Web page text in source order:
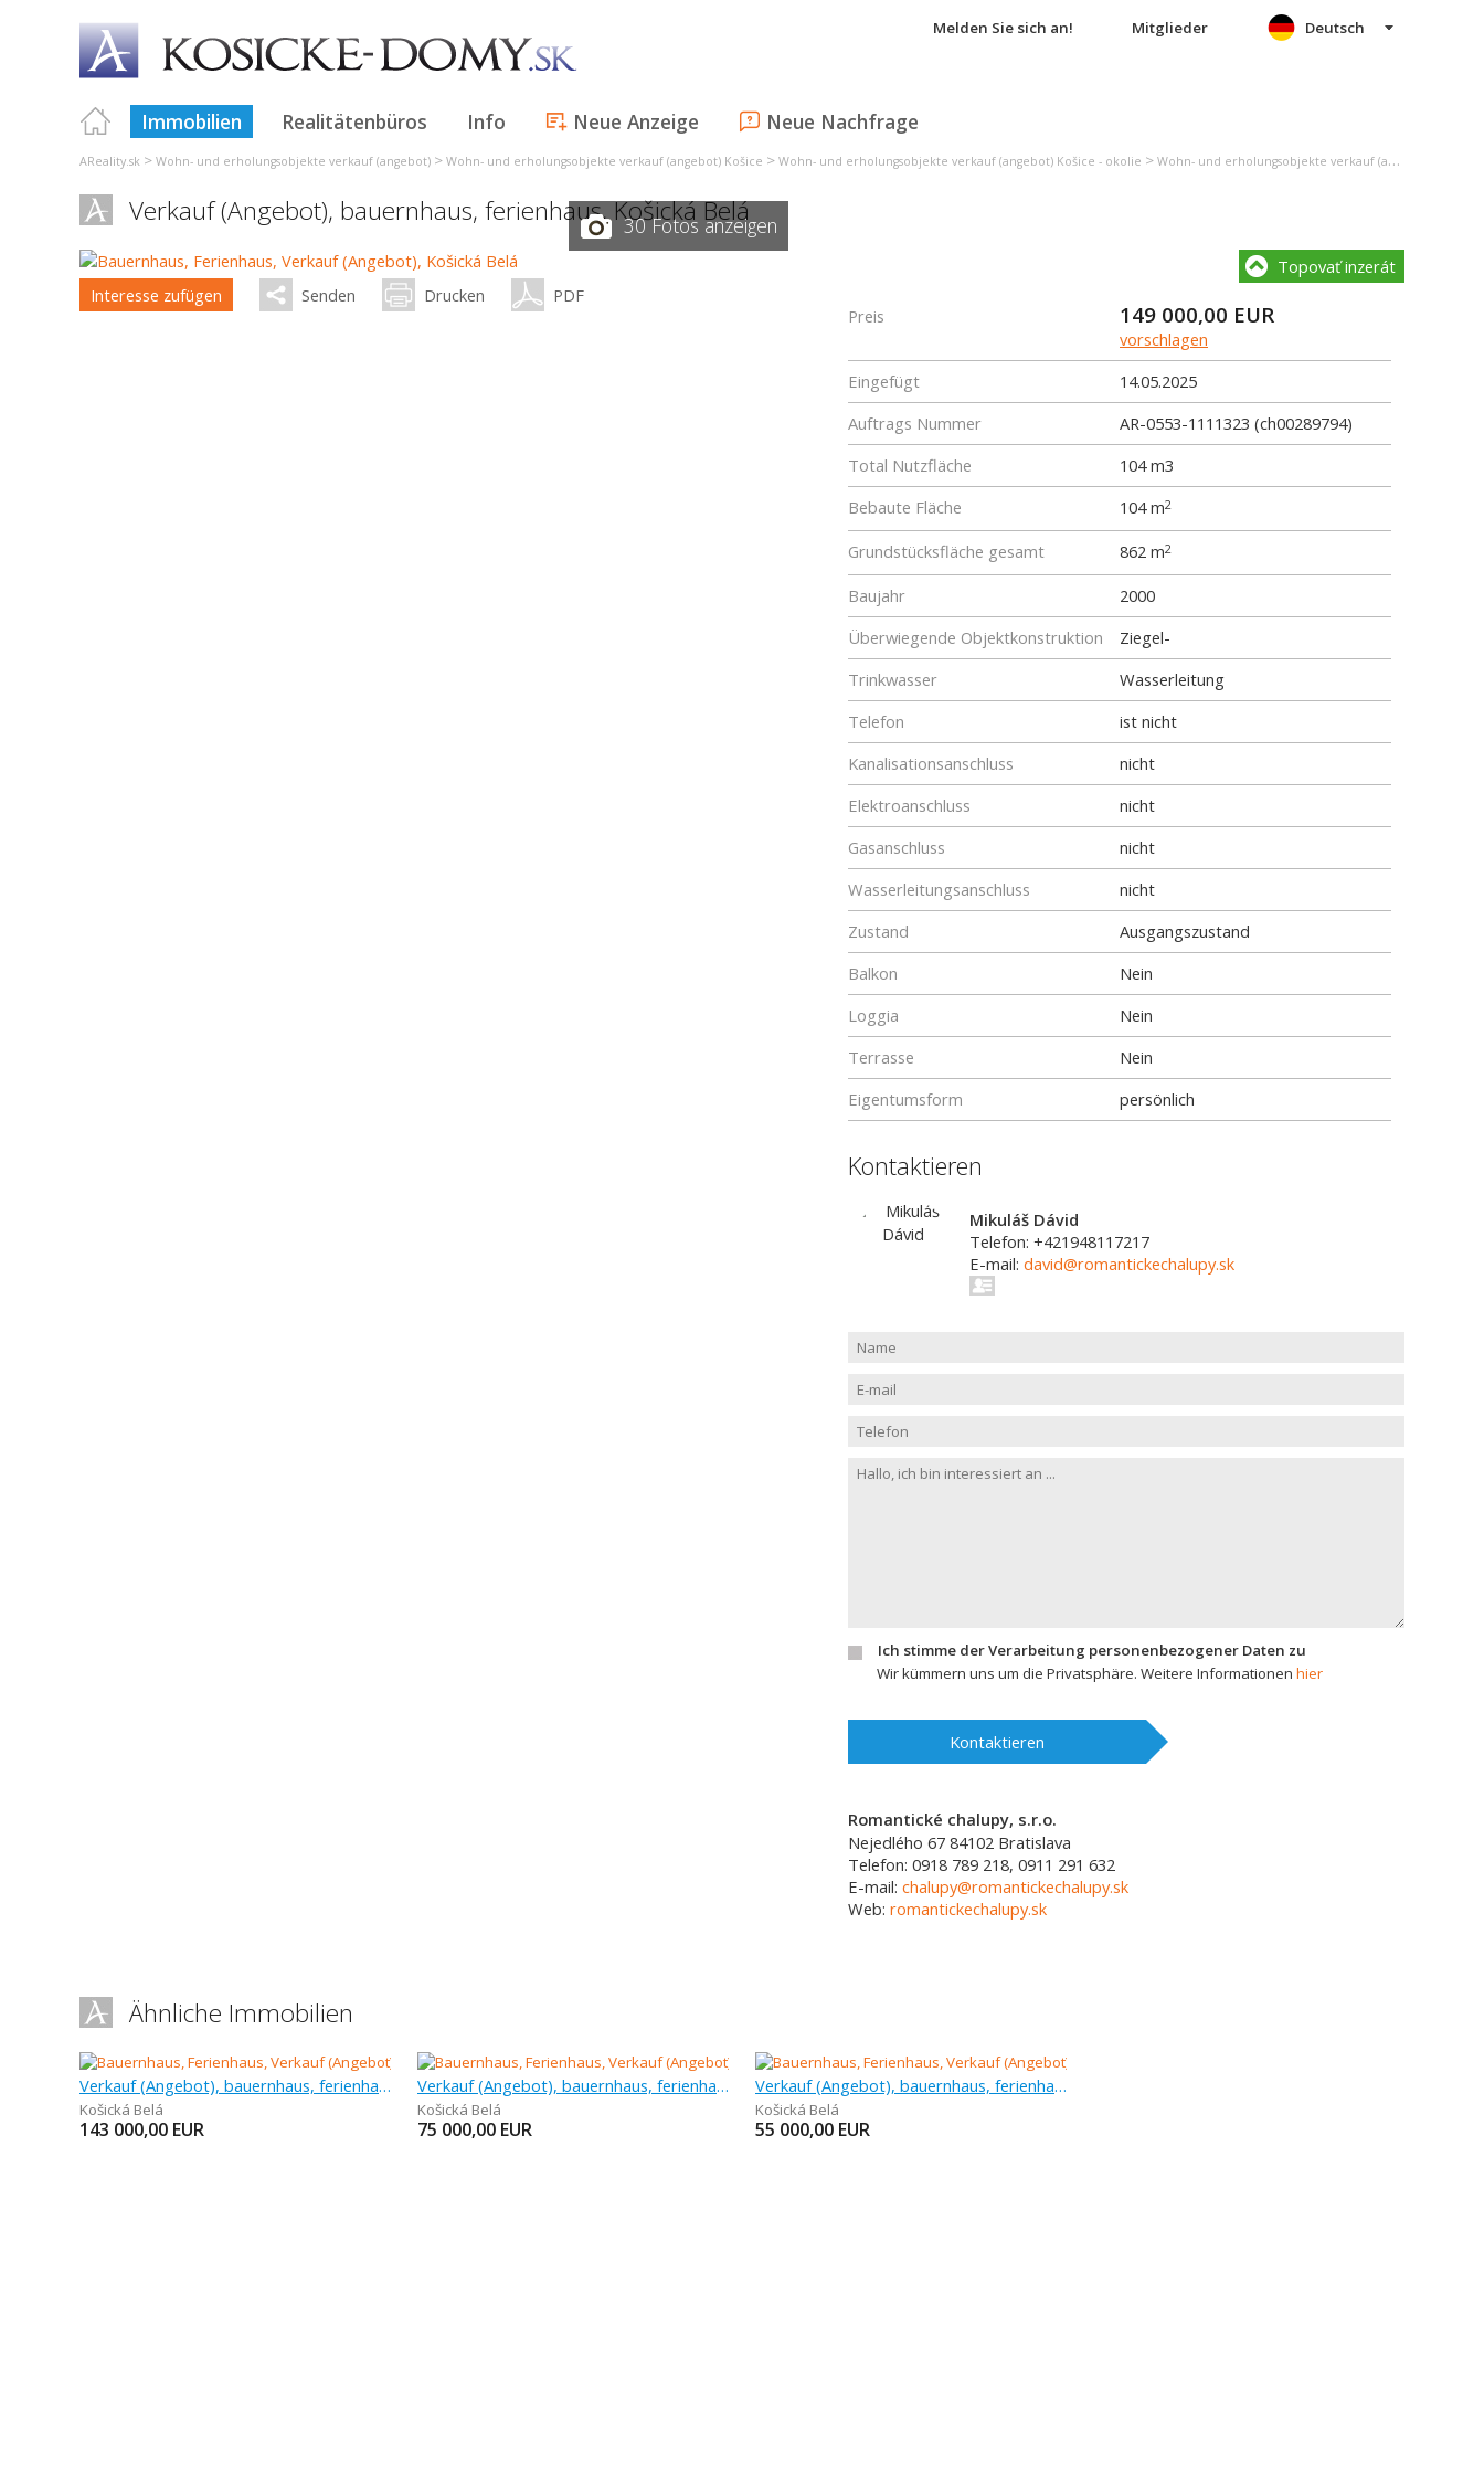
Melden Sie sich an! Mitglieder
Immobilien Realitätenbüros Info Neue Anzeige Neue Nachfrage
Deutsch
AReality.sk > Wohn- und erholungsobjekte verkauf (angebot) > Wohn- und erholungsobjekte verkauf (angebot) Košice > Wohn- und erholungsobjekte verkauf (angebot) Košice - okolie > Wohn- und erholungsobjekte verkauf (angebot) Košická Belá
Verkauf (Angebot), bauernhaus, ferienhaus,Košická Belá
30 Fotos anzeigen
Interesse zufügen Senden Drucken PDF
Topovať inzerát
Preis 149 000,00 EUR
vorschlagen
Eingefügt
14.05.2025
Auftrags Nummer
AR-0553-1111323 (ch00289794)
Total Nutzfläche
104 m3
Bebaute Fläche
104 m2
Grundstücksfläche gesamt 862 m2
Baujahr
2000
Überwiegende Objektkonstruktion
Ziegel-
Trinkwasser
Wasserleitung
Telefon
ist nicht
Kanalisationsanschluss
nicht
Elektroanschluss
nicht
Gasanschluss
nicht
Wasserleitungsanschluss
nicht
Zustand
Ausgangszustand
Balkon
Nein
Loggia
Nein
Terrasse
Nein
Eigentumsform
persönlich
Kontaktieren
Mikuláš Dávid
Telefon: +421948117217
E-mail: david@romantickechalupy.sk
Ich stimme der Verarbeitung personenbezogener Daten zu
Wir kümmern uns um die Privatsphäre. Weitere Informationen hier
Kontaktieren
Romantické chalupy, s.r.o.
Nejedlého 67 84102 Bratislava
Telefon: 0918 789 218, 0911 291 632
E-mail: chalupy@romantickechalupy.sk
Web: romantickechalupy.sk
Ähnliche Immobilien
Verkauf (Angebot), bauernhaus, ferienhaus
Košická Belá
143 000,00 EUR
Verkauf (Angebot), bauernhaus, ferienhaus
Košická Belá
75 000,00 EUR
Verkauf (Angebot), bauernhaus, ferienhaus
Košická Belá
55 000,00 EUR